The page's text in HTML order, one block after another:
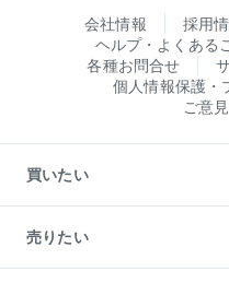
会社情報 採用
ヘルプ・よくある
各種お問合せ
個人情報保護・
ご意
買いたい
新築・分譲マンションの購入
中古マンションの購入
一戸建ての購入
売りたい